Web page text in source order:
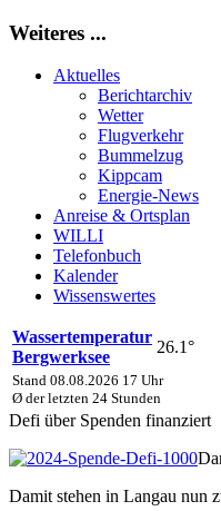
Weiteres ...
Aktuelles
Berichtarchiv
Wetter
Flugverkehr
Bummelzug
Kippcam
Energie-News
Anreise & Ortsplan
WILLI
Telefonbuch
Kalender
Wissenswertes
Wassertemperatur
Bergwerksee
26.1°
Stand 08.08.2026 17 Uhr
Ø der letzten 24 Stunden
Defi über Spenden finanziert
Damit stehen in Langau nun